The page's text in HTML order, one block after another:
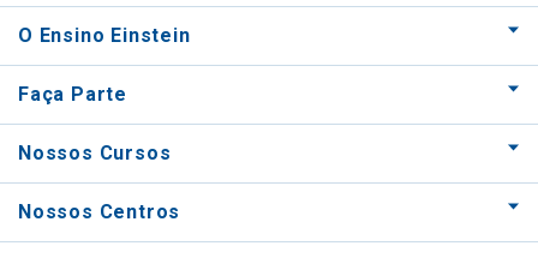
O Ensino Einstein
Faça Parte
Nossos Cursos
Nossos Centros